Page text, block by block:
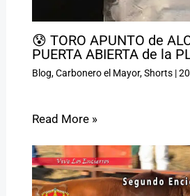
😰 TORO APUNTO de
PUERTA ABIERTA de la
Blog,Carbonero el Mayor,Shorts|
Read More »